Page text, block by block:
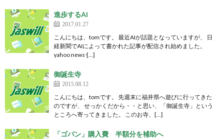
進歩するAI
2017.01.27
こんにちは、tomです。 最近AIが話題となっていますが、 日
経新聞でAIによって書かれた記事が配信され始めました。
yahoo news ̵[…]
御誕生寺
2015.08.12
こんにちは、tomです。 先週末に福井県へ遊びに行ってきた
のですが、 せっかくだから・・と思い、「御誕生寺」という
ところへ寄ってきました。 このお寺、[…]
「ゴパン」購入費 半額分を補助へ